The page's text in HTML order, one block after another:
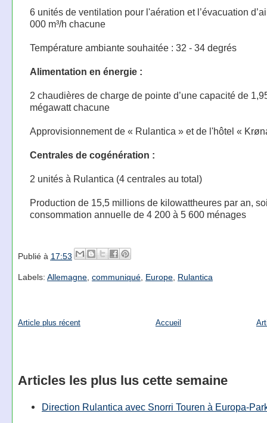
6 unités de ventilation pour l'aération et l’évacuation
000 m³/h chacune
Température ambiante souhaitée : 32 - 34 degrés
Alimentation en énergie :
2 chaudières de charge de pointe d’une capacité de
mégawatt chacune
Approvisionnement de « Rulantica » et de l'hôtel «
Centrales de cogénération :
2 unités à Rulantica (4 centrales au total)
Production de 15,5 millions de kilowattheures par an,
consommation annuelle de 4 200 à 5 600 ménages
Publié à 17:53
Labels: Allemagne, communiqué, Europe, Rulantica
Article plus récent Accueil
Articles les plus lus cette semaine
Direction Rulantica avec Snorri Touren à Europa-